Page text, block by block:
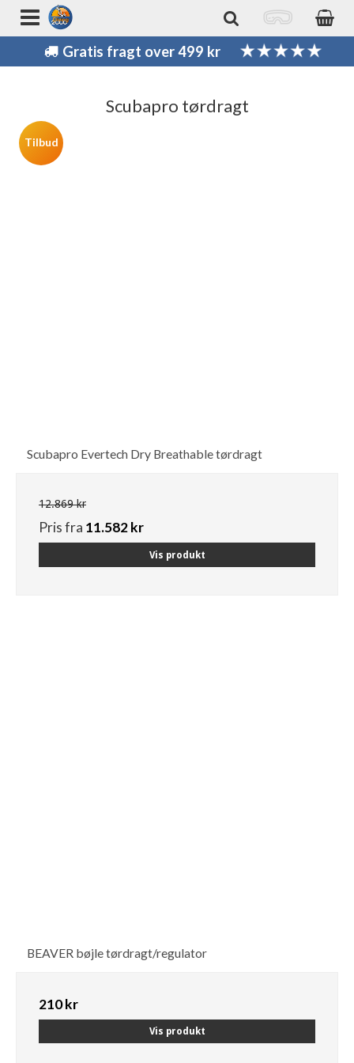
Gratis fragt over 499 kr
Scubapro tørdragt
Tilbud
Scubapro Evertech Dry Breathable tørdragt
12.869 kr
Pris fra 11.582 kr
Vis produkt
BEAVER bøjle tørdragt/regulator
210 kr
Vis produkt